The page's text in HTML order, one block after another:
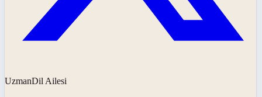
UzmanDil Ailesi